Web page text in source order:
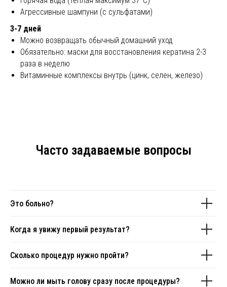
Агрессивные шампуни (с сульфатами)
3-7 дней
Можно возвращать обычный домашний уход
Обязательно: маски для восстановления кератина 2-3
раза в неделю
Витаминные комплексы внутрь (цинк, селен, железо)
Часто задаваемые вопросы
Это больно?
Когда я увижу первый результат?
Сколько процедур нужно пройти?
Можно ли мыть голову сразу после процедуры?